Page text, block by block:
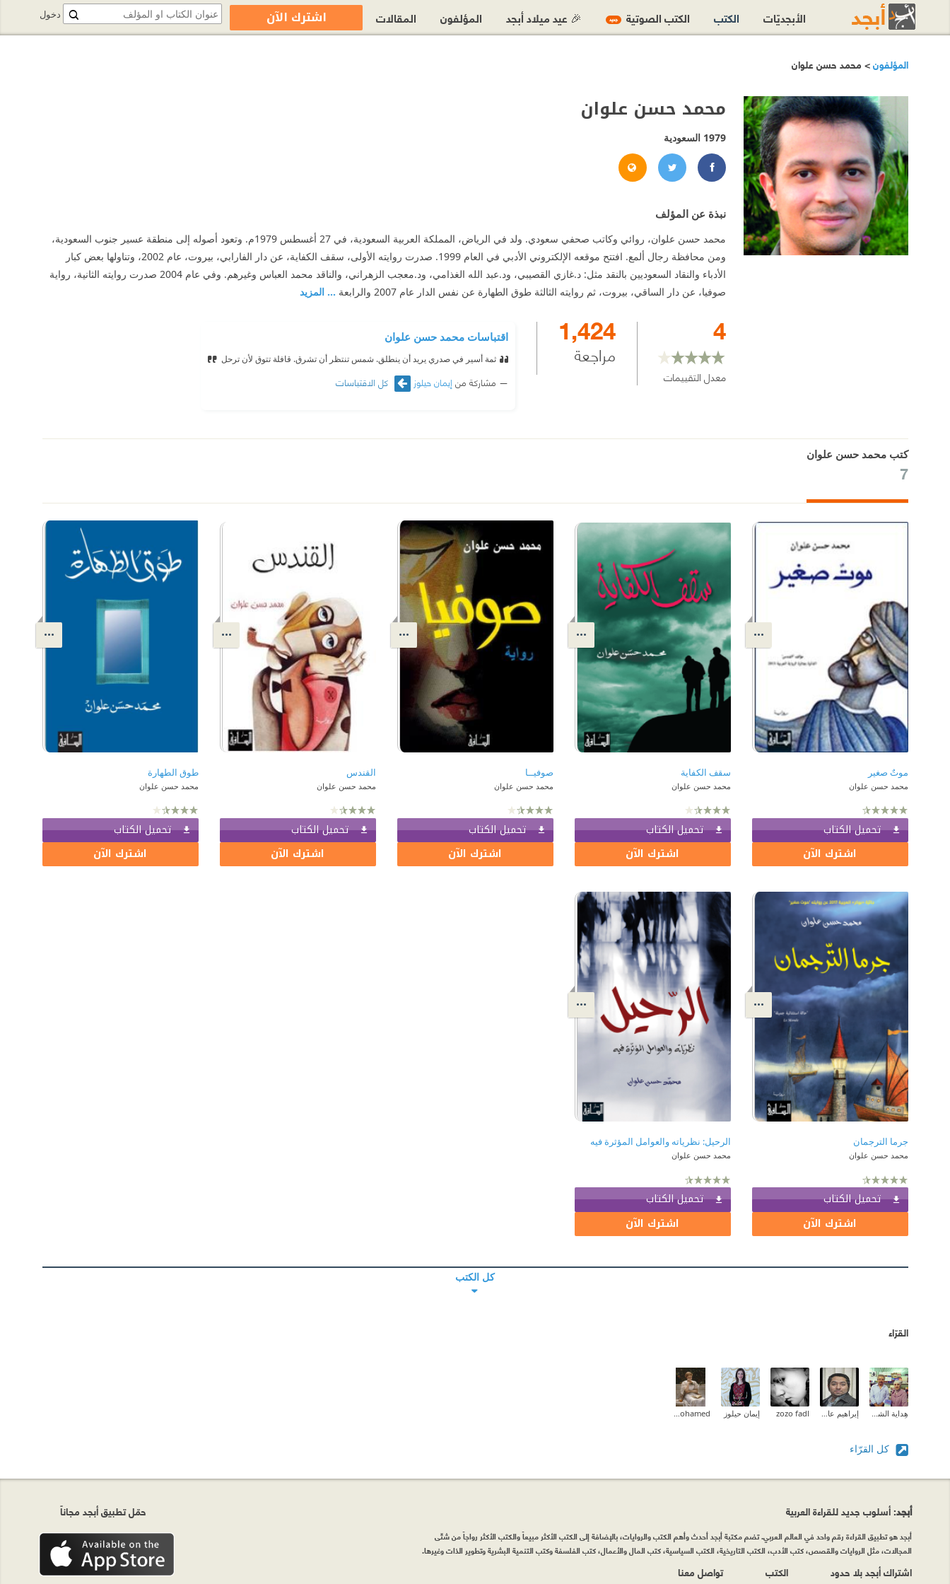
المؤلفون> محمد حسن علوان
محمد حسن علوان
1979 السعودية
https://www.facebook.com/mohammed.h.alwan
https://twitter.com/#!/m_alwan
نبذة عن المؤلف
محمد حسن علوان، روائي وكاتب صحفي سعودي. ولد في الرياض، المملكة العربية السعودية، في 27 أغسطس 1979م. وتعود أصوله إلى منطقة عسير جنوب السعودية،
ومن محافظة رجال ألمع. افتتح موقعه الإلكتروني الأدبي في العام 1999. صدرت روايته الأولى، سقف الكفاية، عن دار الفارابي، بيروت، عام 2002، وتناولها بعض كبار
الأدباء والنقاد السعوديين بالنقد مثل: د.غازي القصيبي، ود.عبد الله الغذامي، ود.معجب الزهراني، والناقد محمد العباس وغيرهم. وفي عام 2004 صدرت روايته الثانية، رواية
صوفيا، عن دار الساقي، بيروت، ثم روايته الثالثة طوق الطهارة عن نفس الدار عام 2007 والرابعة
... المزيد
4
معدل التقييمات
1,424
مراجعة
اقتباسات محمد حسن علوان
ثمة أسير في صدري يريد أن ينطلق. شمس تنتظر أن تشرق. قافلة تتوق لأن ترحل
مشاركة من إيمان حيلوز كل الاقتباسات
كتب محمد حسن علوان
7
موتٌ صغير
محمد حسن علوان
تحميل الكتاب
اشترك الآن
سقف الكفاية
محمد حسن علوان
تحميل الكتاب
اشترك الآن
صوفيــا
محمد حسن علوان
تحميل الكتاب
اشترك الآن
القندس
محمد حسن علوان
تحميل الكتاب
اشترك الآن
طوق الطهارة
محمد حسن علوان
تحميل الكتاب
اشترك الآن
جرما الترجمان
محمد حسن علوان
تحميل الكتاب
اشترك الآن
الرحيل: نظرياته والعوامل المؤثرة فيه
محمد حسن علوان
تحميل الكتاب
اشترك الآن
كل الكتب
القرّاء
zozo fadl إيمان حيلوز
كل القرّاء
دخول الأبجديّات الكتب الكتب الصوتية جديد 🎉 عيد ميلاد أبجد المؤلفون المقالات اشترك الآن
حمّل تطبيق أبجد مجاناً أبجد: أسلوب جديد للقراءة العربية
أبجد هو تطبيق القراءة رقم واحد في العالم العربي. تضم مكتبة أبجد أحدث وأهم الكتب والروايات، بالإضافة إلى الكتب الأكثر مبيعاً والكتب الأكثر رواجاً من شتّى
المجالات، مثل الروايات والقصص، كتب الأدب، الكتب التاريخية، الكتب السياسية، كتب المال والأعمال، كتب الفلسفة وكتب التنمية البشرية وتطوير الذات وغيرها.
اشتراك أبجد بلا حدود الكتب تواصل معنا